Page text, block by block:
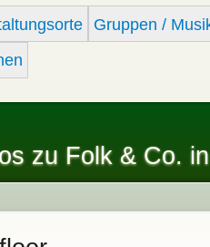
Gruppen /
zu Folk & Co.